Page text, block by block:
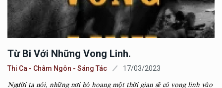
Từ Bi Với Những Vong Linh.
Thi Ca - Châm Ngôn - Sáng Tác 17/03/2023
Người ta nói, những nơi bỏ hoang một thời gian sẽ có vong linh vào